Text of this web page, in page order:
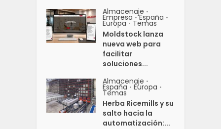
Almacenaje •
Empresa • España •
Europa • Temas
Moldstock lanza
nueva web para
facilitar
soluciones...
Almacenaje •
España • Europa •
Temas
Herba Ricemills y su
salto hacia la
automatización:...